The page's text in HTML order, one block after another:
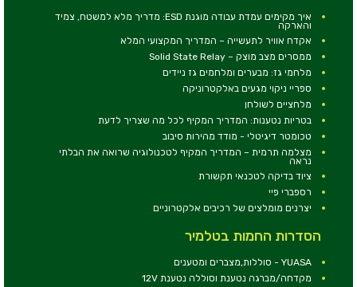
איך מקימים עמדת עבודה מוגנת ESD: מדריך מלא למשטח, צמיד
והארקה
אקדח אוויר לתעשייה – המדריך המקצועי המלא
ממסרים מצב מוצק – Solid State Relay
מלחמי גז: מבערים ומלחמים גז ניידים
ספריי ניקוי מגעים באלקטרוניקה
מלחציים לשולחן
בטריות נטענות: המדריך המקיף לכל מה שצריך לדעת
טכומטר דיגיטלי - מודד מהירות סיבוב
מצלמה תרמית – המדריך המקיף לטכנולוגיה שרואה את הבלתי
נראה
ציוד בדיקה לטכנאי תקשורת
רספברי פיי
יצרנים מומלצים של רכיבים אלקטרוניים
הסדרות החמות בטלמיר
YUASA - סוללות,מצברים ומטענים
מקדחה/מברגה נטענת וסוללה נטענת 12V